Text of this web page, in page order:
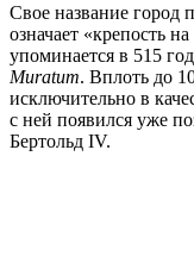
Свое название город
означает «крепость
упоминается в 515
Muratum. Вплоть до
исключительно в
с ней появился уже
Бертольд IV.